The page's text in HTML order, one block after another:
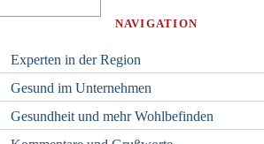
NAVIGATION
Experten in der Region
Gesund im Unternehmen
Gesundheit und mehr Wohlbefinden